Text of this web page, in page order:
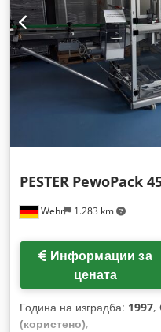
Wehr 1.283 km
PESTER PewoPack
цената
Година на изградба: 1997,
(користено),